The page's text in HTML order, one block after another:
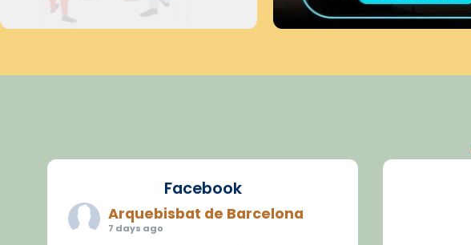
Facebook
Arquebisbat de Barcelona
7 days ago